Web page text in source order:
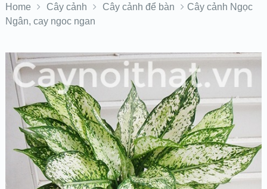
Home Cây cảnh Cây cảnh để bàn
Cây cảnh Ngọc
Ngân, cay ngoc ngan